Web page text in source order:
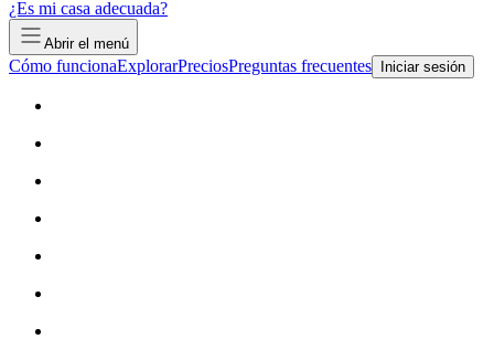
¿Es mi casa adecuada?
Abrir el menú
Cómo funcionaExplorarPreciosPreguntas frecuentes Iniciar sesión